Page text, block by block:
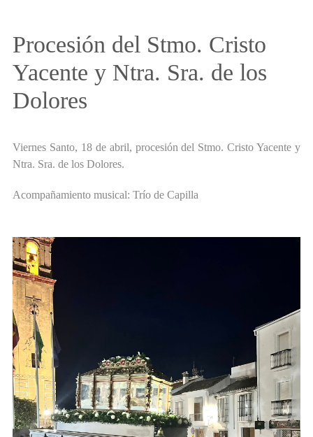
Procesión del Stmo. Cristo
Yacente y Ntra. Sra. de los
Dolores
Viernes Santo, 18 de abril, procesión del Stmo. Cristo Yacente y
Ntra. Sra. de los Dolores.
Acompañamiento musical: Trío de Capilla